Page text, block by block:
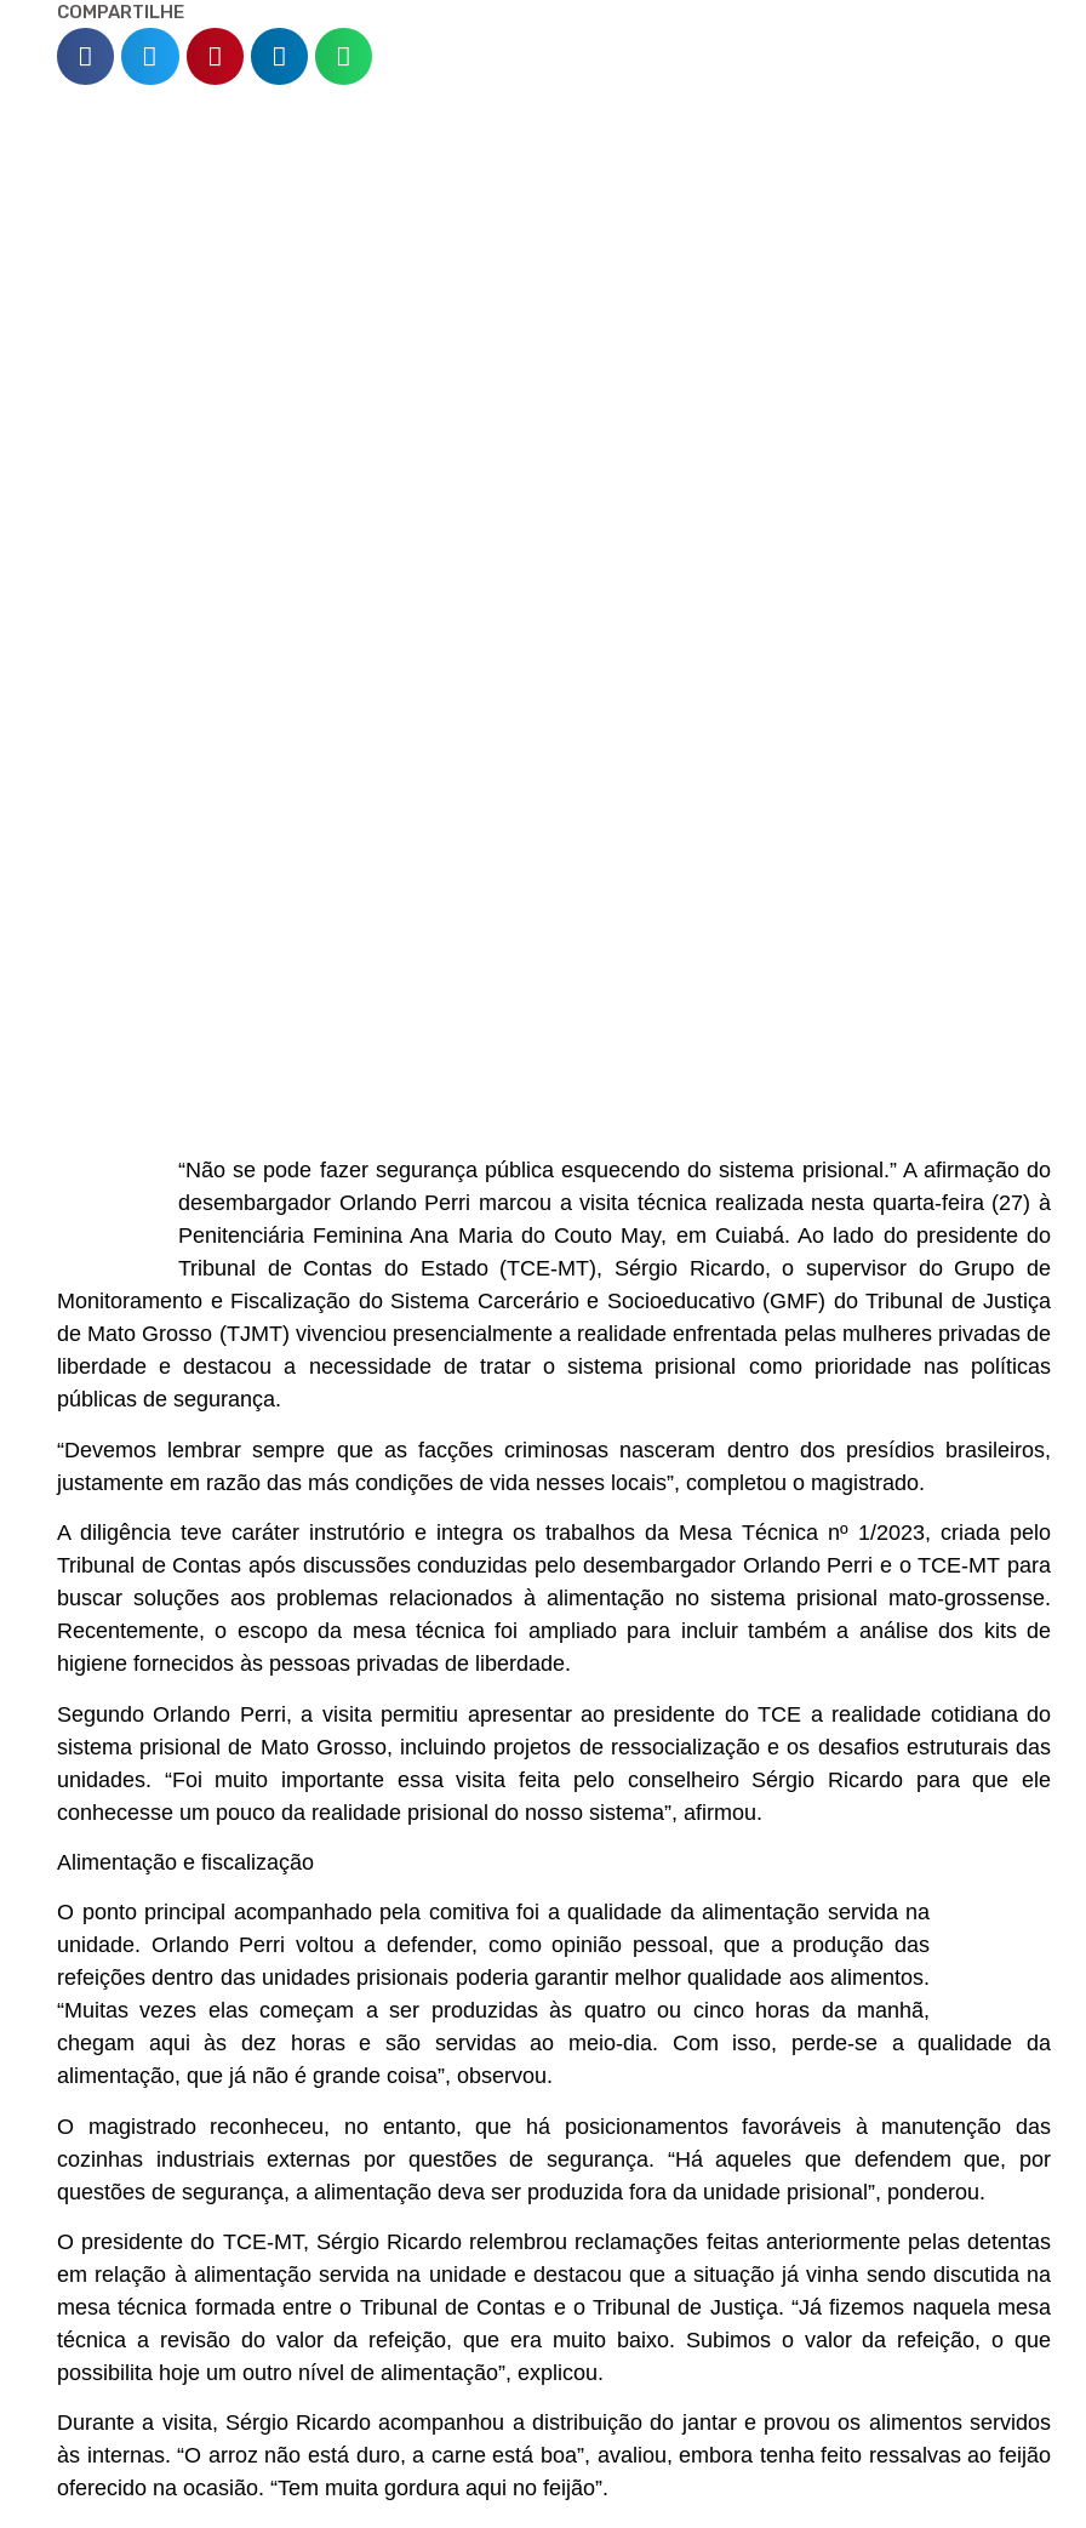
COMPARTILHE
“Não se pode fazer segurança pública esquecendo do sistema prisional.” A afirmação do
desembargador Orlando Perri marcou a visita técnica realizada nesta quarta-feira (27) à
Penitenciária Feminina Ana Maria do Couto May, em Cuiabá. Ao lado do presidente do
Tribunal de Contas do Estado (TCE-MT), Sérgio Ricardo, o supervisor do Grupo de
Monitoramento e Fiscalização do Sistema Carcerário e Socioeducativo (GMF) do Tribunal de Justiça
de Mato Grosso (TJMT) vivenciou presencialmente a realidade enfrentada pelas mulheres privadas de
liberdade e destacou a necessidade de tratar o sistema prisional como prioridade nas políticas
públicas de segurança.
“Devemos lembrar sempre que as facções criminosas nasceram dentro dos presídios brasileiros,
justamente em razão das más condições de vida nesses locais”, completou o magistrado.
A diligência teve caráter instrutório e integra os trabalhos da Mesa Técnica nº 1/2023, criada pelo
Tribunal de Contas após discussões conduzidas pelo desembargador Orlando Perri e o TCE-MT para
buscar soluções aos problemas relacionados à alimentação no sistema prisional mato-grossense.
Recentemente, o escopo da mesa técnica foi ampliado para incluir também a análise dos kits de
higiene fornecidos às pessoas privadas de liberdade.
Segundo Orlando Perri, a visita permitiu apresentar ao presidente do TCE a realidade cotidiana do
sistema prisional de Mato Grosso, incluindo projetos de ressocialização e os desafios estruturais das
unidades. “Foi muito importante essa visita feita pelo conselheiro Sérgio Ricardo para que ele
conhecesse um pouco da realidade prisional do nosso sistema”, afirmou.
Alimentação e fiscalização
O ponto principal acompanhado pela comitiva foi a qualidade da alimentação servida na
unidade. Orlando Perri voltou a defender, como opinião pessoal, que a produção das
refeições dentro das unidades prisionais poderia garantir melhor qualidade aos alimentos.
“Muitas vezes elas começam a ser produzidas às quatro ou cinco horas da manhã,
chegam aqui às dez horas e são servidas ao meio-dia. Com isso, perde-se a qualidade da
alimentação, que já não é grande coisa”, observou.
O magistrado reconheceu, no entanto, que há posicionamentos favoráveis à manutenção das
cozinhas industriais externas por questões de segurança. “Há aqueles que defendem que, por
questões de segurança, a alimentação deva ser produzida fora da unidade prisional”, ponderou.
O presidente do TCE-MT, Sérgio Ricardo relembrou reclamações feitas anteriormente pelas detentas
em relação à alimentação servida na unidade e destacou que a situação já vinha sendo discutida na
mesa técnica formada entre o Tribunal de Contas e o Tribunal de Justiça. “Já fizemos naquela mesa
técnica a revisão do valor da refeição, que era muito baixo. Subimos o valor da refeição, o que
possibilita hoje um outro nível de alimentação”, explicou.
Durante a visita, Sérgio Ricardo acompanhou a distribuição do jantar e provou os alimentos servidos
às internas. “O arroz não está duro, a carne está boa”, avaliou, embora tenha feito ressalvas ao feijão
oferecido na ocasião. “Tem muita gordura aqui no feijão”.